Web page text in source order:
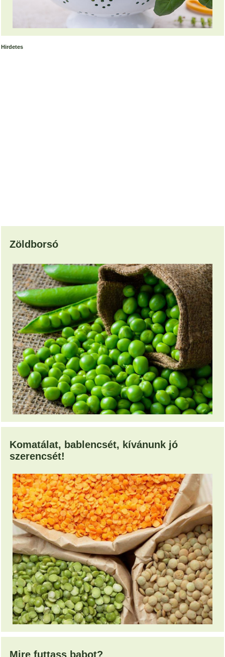
Hirdetes
Zöldborsó
Komatálat, bablencsét, kívánunk jó
szerencsét!
Mire futtass babot?